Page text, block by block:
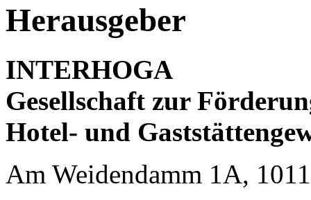
Herausgeber
INTERHOGA
Gesellschaft zur
Hotel- und
Am Weidendamm 1A,